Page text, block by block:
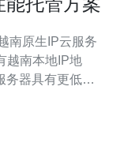
越南本地IP地
务器具有更低的
为用户提供稳